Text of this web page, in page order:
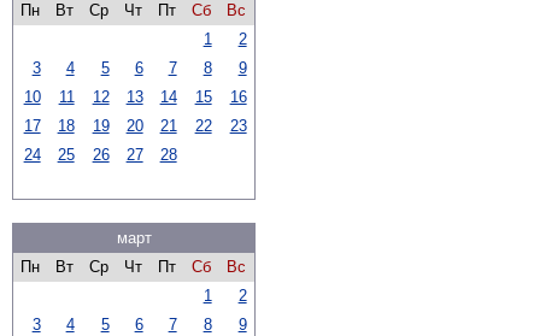
Пн
Вт Ср Чт Пт Сб
Вс
1
2
3
4 5 6 7 8
9
10
11 12 13 14 15
16
17
18 19 20 21 22
23
24
25 26 27 28
март
Пн
Вт Ср Чт Пт Сб
Вс
1
2
3
4 5 6 7 8
9